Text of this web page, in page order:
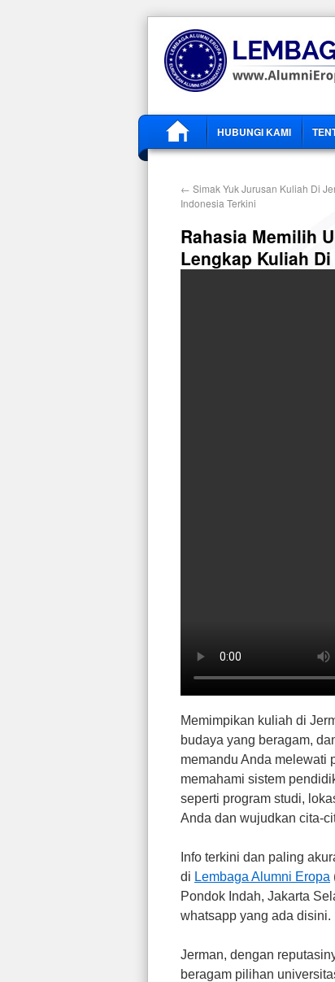
HUBUNGI KAMI
← Simak Yuk Jurusan Kuliah Di
Indonesia Terkini
Rahasia Memilih
Lengkap Kuliah
Memimpikan kuliah di
budaya yang beragam,
memandu Anda melewati
memahami sistem
seperti program studi,
Anda dan wujudkan cita-
Info terkini dan paling
di Lembaga Alumni Eropa
Pondok Indah, Jakarta
whatsapp yang ada disini.
Jerman, dengan
beragam pilihan